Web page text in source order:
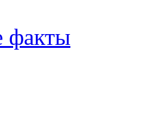
факты